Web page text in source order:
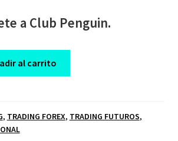
is:
$ 26,00.
a Club Penguin.
al carrito
, TRADING FOREX, TRADING FUTUROS,